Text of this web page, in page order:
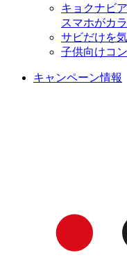
キョクナビ
スマホがカ
サビだけを
子供向けコ
キャンペーン情報